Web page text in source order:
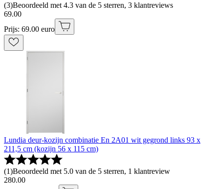
(3)Beoordeeld met 4.3 van de 5 sterren, 3 klantreviews
69.00
Prijs: 69.00 euro
Lundia deur-kozijn combinatie En 2A01 wit gegrond links 93 x
211,5 cm (kozijn 56 x 115 cm)
(1)Beoordeeld met 5.0 van de 5 sterren, 1 klantreview
280.00